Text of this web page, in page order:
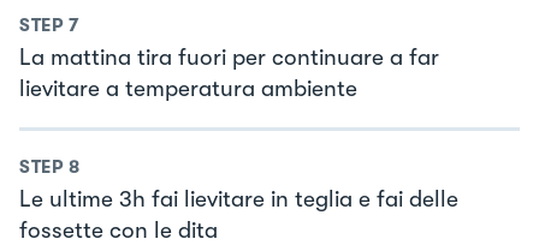
STEP 7
La mattina tira fuori per continuare a far
lievitare a temperatura ambiente
STEP 8
Le ultime 3h fai lievitare in teglia e fai delle
fossette con le dita